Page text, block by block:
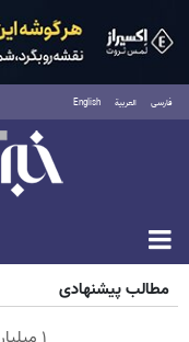
فارسی العربية English
جمعه ۱۶ مرداد ۱۴۰۵
مطالب پیشنهادی